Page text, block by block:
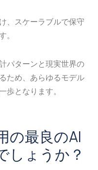
、スケーラブルで保守
。
パターンと現実世界の
ため、あらゆるモデル
歩となります。
の最良のAI
しょうか？